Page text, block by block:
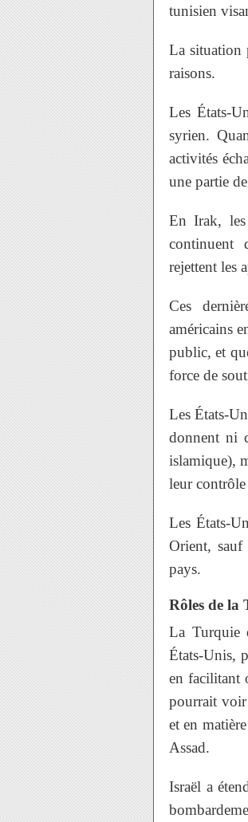
tunisien
La situation
raisons.
Les États-
syrien.
activités
une partie
En Irak, les
continuent
rejettent les
Ces
américains
public, et
force de
Les États-
donnent ni
islamique),
leur
Les États-
Orient, sauf
pays.
Rôles de la
La Turquie
États-Unis,
en facilitant
pourrait
et en
Assad.
Israël a